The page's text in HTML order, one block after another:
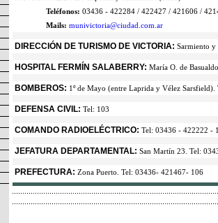
Teléfonos: 03436 - 422284 / 422427 / 421606 /
Mails: munivictoria@ciudad.com.ar
DIRECCIÓN DE TURISMO DE VICTORIA: Sarmiento
HOSPITAL FERMÍN SALABERRY: María O. de
BOMBEROS: 1º de Mayo (entre Laprida y Vélez
DEFENSA CIVIL: Tel: 103
COMANDO RADIOELÉCTRICO: Tel: 03436 - 422222 -
JEFATURA DEPARTAMENTAL: San Martín 23. Tel:
PREFECTURA: Zona Puerto. Tel: 03436- 421467- 106